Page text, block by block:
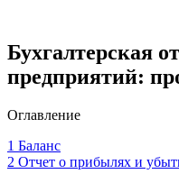
Бухгалтерская
предприятий:
Оглавление
1 Баланс
2 Отчет о прибылях и